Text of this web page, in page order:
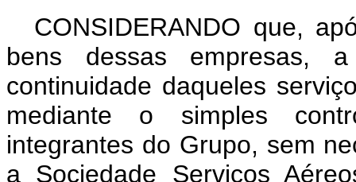
CONSIDERANDO que,
bens dessas empresas,
continuidade daqueles
mediante o simples
integrantes do Grupo, sem
a Sociedade Serviços